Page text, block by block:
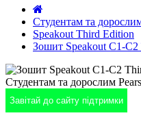
Студентам та
Speakout Third Edition
Зошит Speakout C1-
Завітай до сайту підтримки